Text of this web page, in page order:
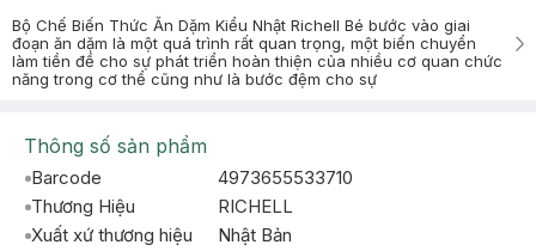
Bộ Chế Biến Thức Ăn Dặm Kiểu Nhật Richell Bé bước vào giai
đoạn ăn dặm là một quá trình rất quan trọng, một biến chuyển
làm tiền đề cho sự phát triển hoàn thiện của nhiều cơ quan chức
năng trong cơ thể cũng như là bước đệm cho sự
Thông số sản phẩm
Barcode
4973655533710
Thương Hiệu
RICHELL
Xuất xứ thương hiệu
Nhật Bản